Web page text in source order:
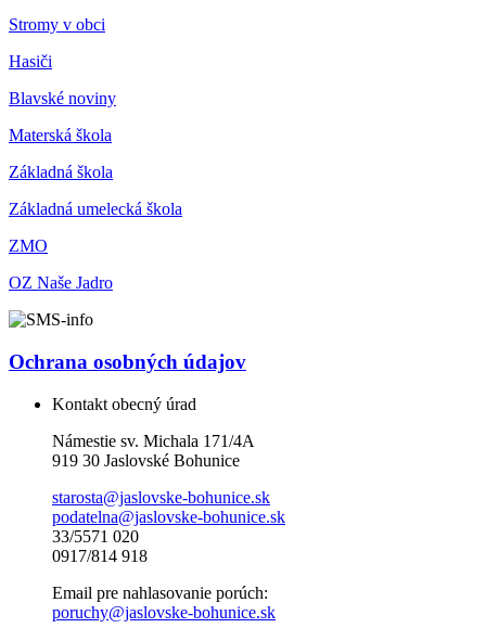
Stromy v obci
Hasiči
Blavské noviny
Materská škola
Základná škola
Základná umelecká škola
ZMO
OZ Naše Jadro
Ochrana osobných údajov
Kontakt obecný úrad
Námestie sv. Michala 171/4A
919 30 Jaslovské Bohunice
starosta@jaslovske-bohunice.sk
podatelna@jaslovske-bohunice.sk
33/5571 020
0917/814 918
Email pre nahlasovanie porúch:
poruchy@jaslovske-bohunice.sk